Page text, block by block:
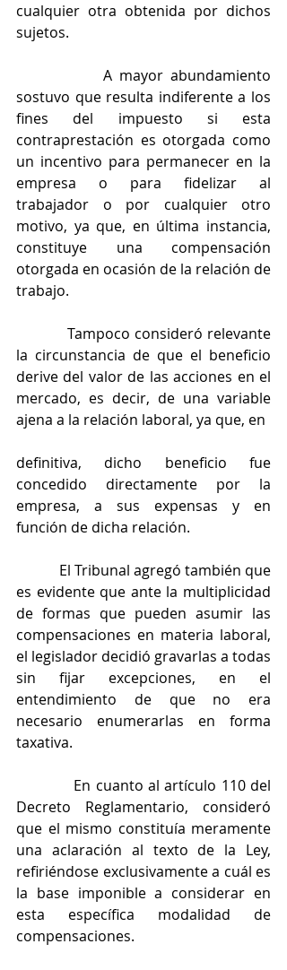
cualquier otra obtenida por dichos
sujetos.
sostuvo que resulta indiferente a los
fines del impuesto si esta
contraprestación es otorgada como
un incentivo para permanecer en la
empresa o para fidelizar al
trabajador o por cualquier otro
motivo, ya que, en última instancia,
constituye una compensación
otorgada en ocasión de la relación de
trabajo.
            Tampoco consideró relevante
la circunstancia de que el beneficio
derive del valor de las acciones en el
mercado, es decir, de una variable
ajena a la relación laboral, ya que, en
definitiva, dicho beneficio fue
concedido directamente por la
empresa, a sus expensas y en
función de dicha relación.
es evidente que ante la multiplicidad
de formas que pueden asumir las
compensaciones en materia laboral,
el legislador decidió gravarlas a todas
sin fijar excepciones, en el
entendimiento de que no era
necesario enumerarlas en forma
taxativa.
Decreto Reglamentario, consideró
que el mismo constituía meramente
una aclaración al texto de la Ley,
refiriéndose exclusivamente a cuál es
la base imponible a considerar en
esta específica modalidad de
compensaciones.